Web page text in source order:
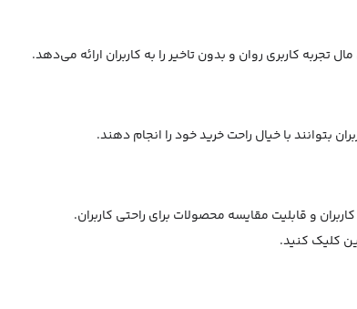
کاربری روان و بدون تاخیر را به کاربران ارائه می‌دهد.
بتوانند با خیال راحت خرید خود را انجام دهند.
و قابلیت مقایسه محصولات برای راحتی کاربران.
کلیک کنید.